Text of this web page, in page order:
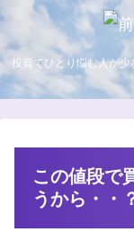
投資でひとり悩む人が少
この値段で
うから・・